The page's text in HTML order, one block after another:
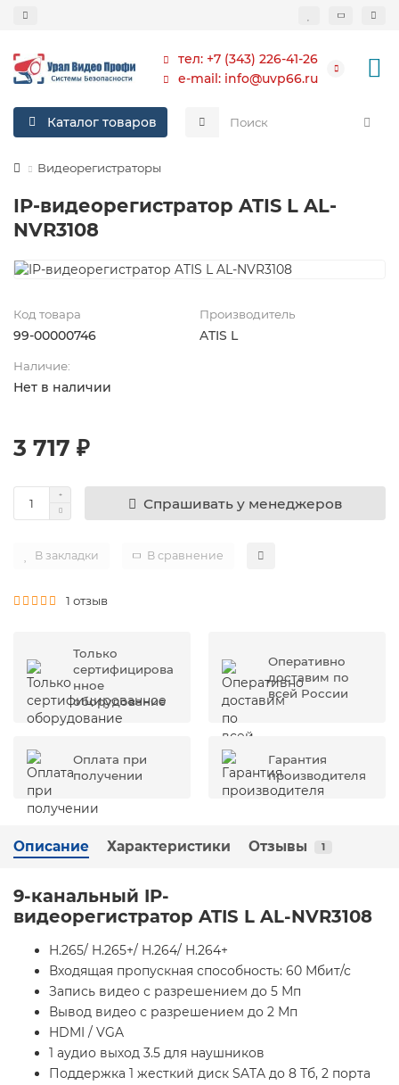
тел: +7 (343) 226-41-26
e-mail: info@uvp66.ru
Каталог товаров
Видеорегистраторы
IP-видеорегистратор ATIS L AL-
NVR3108
Код товара
99-00000746
Производитель
ATIS L
Наличие:
Нет в наличии
3 717 ₽
Спрашивать у менеджеров
В закладки В сравнение
1 отзыв
Только
сертифицирова
нное
оборудование
Оперативно
доставим по
всей России
Оплата при
получении
Гарантия
производителя
Описание Характеристики Отзывы 1
9-канальный IP-
видеорегистратор ATIS L AL-NVR3108
H.265/ H.265+/ H.264/ H.264+
Входящая пропускная способность: 60 Мбит/с
Запись видео с разрешением до 5 Мп
Вывод видео с разрешением до 2 Мп
HDMI / VGA
1 аудио выход 3.5 для наушников
Поддержка 1 жесткий диск SATA до 8 Тб, 2 порта